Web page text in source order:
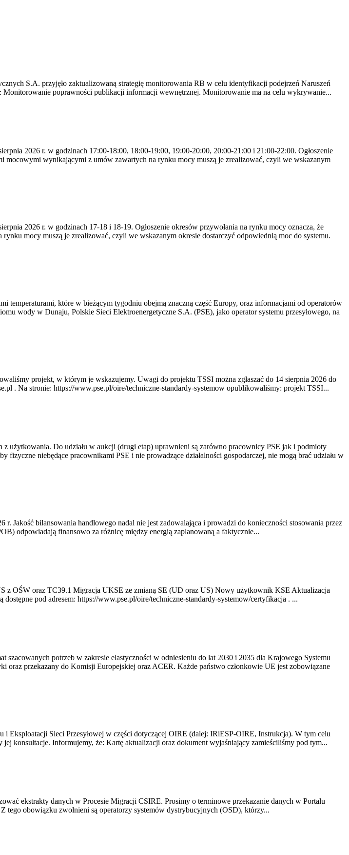
S.A. przyjęło zaktualizowaną strategię monitorowania RB w celu identyfikacji podejrzeń Naruszeń
poprawności publikacji informacji wewnętrznej. Monitorowanie ma na celu wykrywanie...
2026 r. w godzinach 17:00-18:00, 18:00-19:00, 19:00-20:00, 20:00-21:00 i 21:00-22:00. Ogłoszenie
mocowymi wynikającymi z umów zawartych na rynku mocy muszą je zrealizować, czyli we wskazanym
2026 r. w godzinach 17-18 i 18-19. Ogłoszenie okresów przywołania na rynku mocy oznacza, że
mocy muszą je zrealizować, czyli we wskazanym okresie dostarczyć odpowiednią moc do systemu.
które w bieżącym tygodniu obejmą znaczną część Europy, oraz informacjami od operatorów
wody w Dunaju, Polskie Sieci Elektroenergetyczne S.A. (PSE), jako operator systemu przesyłowego, na
projekt, w którym je wskazujemy. Uwagi do projektu TSSI można zgłaszać do 14 sierpnia 2026 do
. Na stronie: https://www.pse.pl/oire/techniczne-standardy-systemow opublikowaliśmy: projekt TSSI...
użytkowania. Do udziału w aukcji (drugi etap) uprawnieni są zarówno pracownicy PSE jak i podmioty
fizyczne niebędące pracownikami PSE i nie prowadzące działalności gospodarczej, nie mogą brać udziału w
Jakość bilansowania handlowego nadal nie jest zadowalająca i prowadzi do konieczności stosowania przez
odpowiadają finansowo za różnicę między energią zaplanowaną a faktycznie...
z OŚW oraz TC39.1 Migracja UKSE ze zmianą SE (UD oraz US) Nowy użytkownik KSE Aktualizacja
pod adresem: https://www.pse.pl/oire/techniczne-standardy-systemow/certyfikacja . ...
potrzeb w zakresie elastyczności w odniesieniu do lat 2030 i 2035 dla Krajowego Systemu
oraz przekazany do Komisji Europejskiej oraz ACER. Każde państwo członkowie UE jest zobowiązane
Sieci Przesyłowej w części dotyczącej OIRE (dalej: IRiESP-OIRE, Instrukcja). W tym celu
konsultacje. Informujemy, że: Kartę aktualizacji oraz dokument wyjaśniający zamieściliśmy pod tym...
ekstrakty danych w Procesie Migracji CSIRE. Prosimy o terminowe przekazanie danych w Portalu
tego obowiązku zwolnieni są operatorzy systemów dystrybucyjnych (OSD), którzy...